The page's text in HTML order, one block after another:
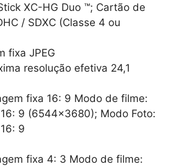
XC-HG Duo ™; Cartão de
/ SDXC (Classe 4 ou
fixa JPEG
resolução efetiva 24,1
fixa 16: 9 Modo de filme:
9 (6544×3680); Modo Foto:
9
fixa 4: 3 Modo de filme: